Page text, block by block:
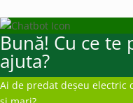
Bună! Cu ce te
ajuta?
Ai de predat deșeu electric